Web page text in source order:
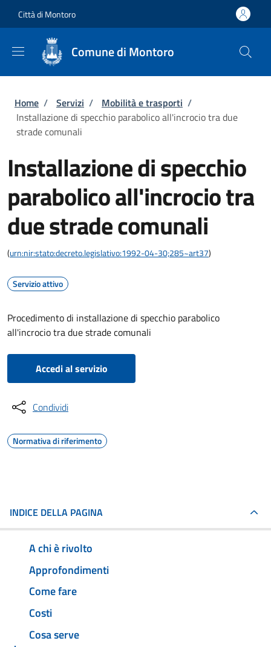
Città di Montoro
Comune di Montoro
Briciole di pane
Home / Servizi / Mobilità e trasporti /
Installazione di specchio parabolico all'incrocio tra due
strade comunali
Installazione di specchio
parabolico all'incrocio tra
due strade comunali
(urn:nir:stato:decreto.legislativo:1992-04-30;285~art37)
Servizio attivo
Procedimento di installazione di specchio parabolico
all'incrocio tra due strade comunali
Accedi al servizio
Condividi
Normativa di riferimento
INDICE DELLA PAGINA
A chi è rivolto
Approfondimenti
Come fare
Costi
Cosa serve